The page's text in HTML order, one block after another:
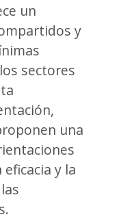
un
y
sectores
una
y la